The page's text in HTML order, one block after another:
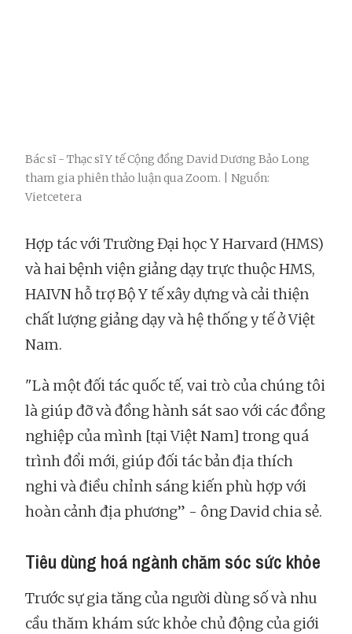
Bác sĩ - Thạc sĩ Y tế Cộng đồng David Dương Bảo Long
tham gia phiên thảo luận qua Zoom. | Nguồn:
Vietcetera
Hợp tác với Trường Đại học Y Harvard (HMS)
và hai bệnh viện giảng dạy trực thuộc HMS,
HAIVN hỗ trợ Bộ Y tế xây dựng và cải thiện
chất lượng giảng dạy và hệ thống y tế ở Việt
Nam.
"Là một đối tác quốc tế, vai trò của chúng tôi
là giúp đỡ và đồng hành sát sao với các đồng
nghiệp của mình [tại Việt Nam] trong quá
trình đổi mới, giúp đối tác bản địa thích
nghi và điều chỉnh sáng kiến phù hợp với
hoàn cảnh địa phương” - ông David chia sẻ.
Tiêu dùng hoá ngành chăm sóc sức khỏe
Trước sự gia tăng của người dùng số và nhu
cầu thăm khám sức khỏe chủ động của giới